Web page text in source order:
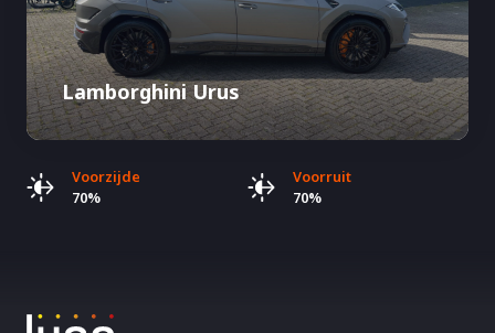
Lamborghini Urus
Voorzijde
70%
Voorruit
70%